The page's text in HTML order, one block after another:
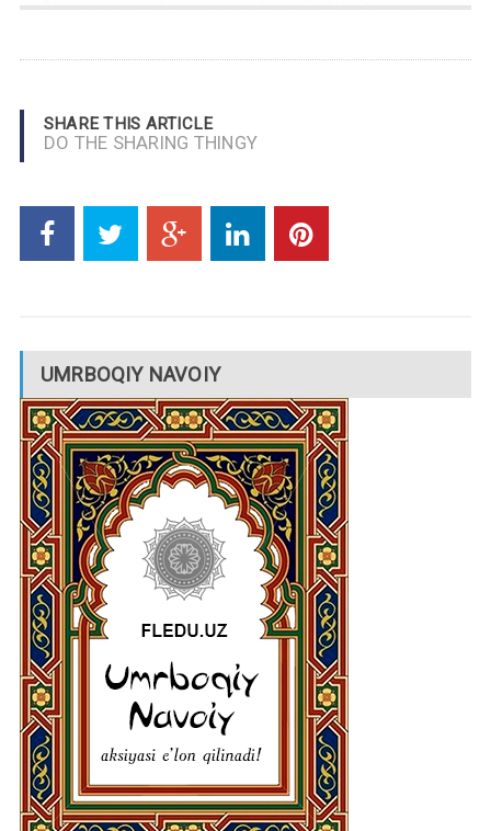
SHARE THIS ARTICLE
DO THE SHARING THINGY
UMRBOQIY NAVOIY